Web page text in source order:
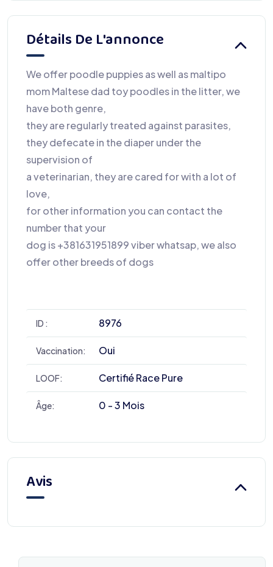
Détails De L'annonce
We offer poodle puppies as well as maltipo
mom Maltese dad toy poodles in the litter, we
have both genre,
they are regularly treated against parasites,
they defecate in the diaper under the
supervision of
a veterinarian, they are cared for with a lot of
love,
for other information you can contact the
number that your
dog is +381631951899 viber whatsap, we also
offer other breeds of dogs
ID : 8976
Vaccination: Oui
LOOF: Certifié Race Pure
Âge: 0 - 3 Mois
Avis